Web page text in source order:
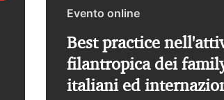
Evento online
Best practice
filantropica dei
italiani ed